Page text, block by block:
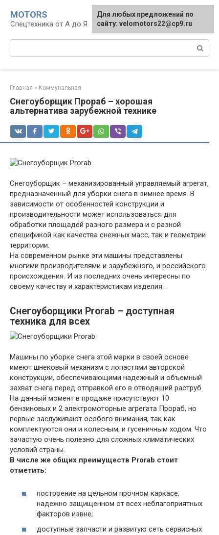
контенту
MOTORS
Спецтехника от А до Я
Главная » Коммунальная
Снегоуборщик Прораб – хорошая
альтернатива зарубежной технике
Снегоуборщик – механизированный управляемый агрегат,
предназначенный для уборки снега в зимнее время. В
зависимости от особенностей конструкции и
производительности может использоваться для
обработки площадей разного размера и с разной
спецификой как качества снежных масс, так и геометрии
территории.
На современном рынке эти машины представлены
многими производителями и зарубежного, и российского
происхождения. И из последних очень интересны по
своему качеству и характеристикам изделия .
Снегоуборщики Prorab – доступная
техника для всех
Машины по уборке снега этой марки в своей основе
имеют шнековый механизм с лопастями авторской
конструкции, обеспечивающими надежный и объемный
захват снега перед отправкой его в отводящий раструб.
На данный момент в продаже присутствуют 10
бензиновых и 2 электромоторные агрегата Прораб, но
первые заслуживают особого внимания, так как
комплектуются они и колесным, и гусеничным ходом. Что
зачастую очень полезно для сложных климатических
условий страны.
В числе же общих преимуществ Prorab стоит
отметить:
построение на цельном прочном каркасе,
надежно защищенном от всех неблагоприятных
факторов извне;
доступные запчасти и развитую сеть сервисных
Для любых предложений по
сайту: velomotors22@cp9.ru